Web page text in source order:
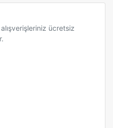
ücretsiz